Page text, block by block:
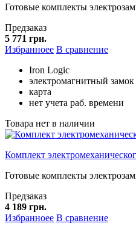
Готовые комплекты
Предзаказ
5 771 грн.
Избранноее В сравнение
Iron Logic
электромагнитный замок
карта
нет учета раб. времени
Товара нет в наличии
Комплект
Готовые комплекты
Предзаказ
4 189 грн.
Избранноее В сравнение